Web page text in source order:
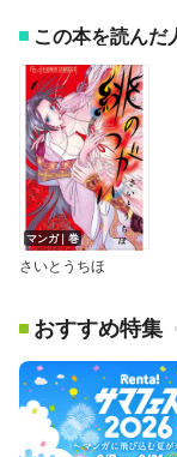
この本を読んだ
マンガ｜巻
さいとうちほ
おすすめ特集